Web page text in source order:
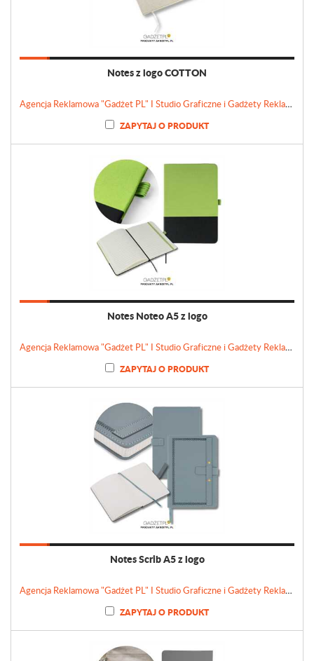
Notes z logo COTTON
Agencja Reklamowa "Gadżet PL" I Studio Graficzne i Gadżety Reklamowe
ZAPYTAJ O PRODUKT
Notes Noteo A5 z logo
Agencja Reklamowa "Gadżet PL" I Studio Graficzne i Gadżety Reklamowe
ZAPYTAJ O PRODUKT
Notes Scrib A5 z logo
Agencja Reklamowa "Gadżet PL" I Studio Graficzne i Gadżety Reklamowe
ZAPYTAJ O PRODUKT